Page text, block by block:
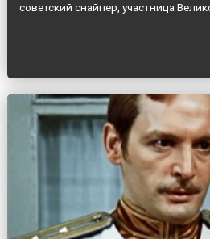
советский снайпер, участница